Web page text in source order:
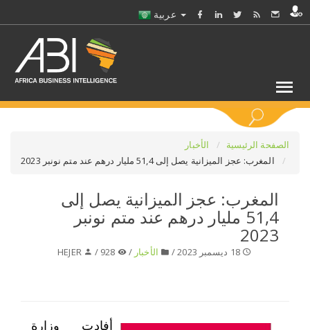
حدد الفرع
الصفحة الرئيسية
الأخبار
المغرب: عجز الميزانية يصل إلى 51,4 مليار درهم عند متم نونبر 2023
المغرب: عجز الميزانية يصل إلى
51,4 مليار درهم عند متم نونبر
2023
18 ديسمبر 2023 / الأخبار /
HEJER
أفادت وزارة